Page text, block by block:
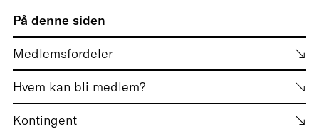
På denne siden
Medlemsfordeler
Hvem kan bli medlem?
Kontingent